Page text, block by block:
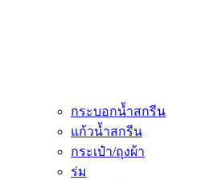
กระบอกน้ำสกรีน
แก้วน้ำสกรีน
กระเป๋า/ถุงผ้า
ร่ม